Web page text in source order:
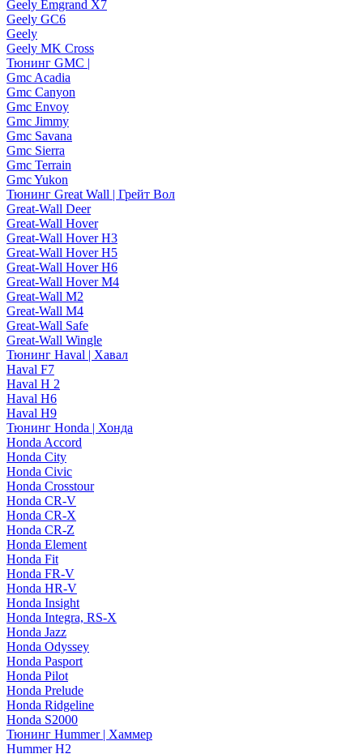
Geely Emgrand X7
Geely GC6
Geely
Geely MK Cross
Тюнинг GMC |
Gmc Acadia
Gmc Canyon
Gmc Envoy
Gmc Jimmy
Gmc Savana
Gmc Sierra
Gmc Terrain
Gmc Yukon
Тюнинг Great Wall | Грейт Вол
Great-Wall Deer
Great-Wall Hover
Great-Wall Hover H3
Great-Wall Hover H5
Great-Wall Hover H6
Great-Wall Hover M4
Great-Wall M2
Great-Wall M4
Great-Wall Safe
Great-Wall Wingle
Тюнинг Haval | Хавал
Haval F7
Haval H 2
Haval H6
Haval H9
Тюнинг Honda | Хонда
Honda Accord
Honda City
Honda Civic
Honda Crosstour
Honda CR-V
Honda CR-X
Honda CR-Z
Honda Element
Honda Fit
Honda FR-V
Honda HR-V
Honda Insight
Honda Integra, RS-X
Honda Jazz
Honda Odyssey
Honda Pasport
Honda Pilot
Honda Prelude
Honda Ridgeline
Honda S2000
Тюнинг Hummer | Хаммер
Hummer H2